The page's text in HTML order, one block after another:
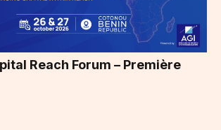
Reach Forum – Première